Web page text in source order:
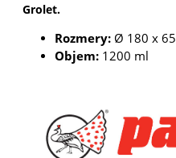
Grolet.
Rozmery:Ø 180 x
Objem:1200 ml